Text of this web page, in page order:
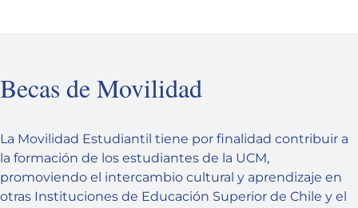
Becas de Movilidad
La Movilidad Estudiantil tiene por finalidad contribuir a
la formación de los estudiantes de la UCM,
promoviendo el intercambio cultural y aprendizaje en
otras Instituciones de Educación Superior de Chile y el